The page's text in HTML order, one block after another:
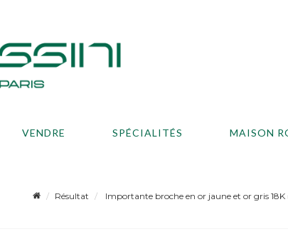
VENDRE SPÉCIALITÉS MAISON
Résultat Importante broche en or jaune et or gris 18K